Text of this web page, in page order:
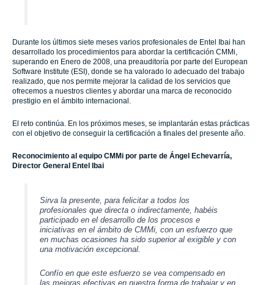
Durante los últimos siete meses varios profesionales de Entel Ibai han
desarrollado los procedimientos para abordar la certificación CMMi,
superando en Enero de 2008, una preauditoría por parte del European
Software Institute (ESI), donde se ha valorado lo adecuado del trabajo
realizado, que nos permite mejorar la calidad de los servicios que
ofrecemos a nuestros clientes y abordar una marca de reconocido
prestigio en el ámbito internacional.
El reto continúa. En los próximos meses, se implantarán estas prácticas
con el objetivo de conseguir la certificación a finales del presente año.
Reconocimiento al equipo CMMi por parte de Ángel Echevarría,
Director General Entel Ibai
Sirva la presente, para felicitar a todos los
profesionales que directa o indirectamente, habéis
participado en el desarrollo de los procesos e
iniciativas en el ámbito de CMMi, con un esfuerzo que
en muchas ocasiones ha sido superior al exigible y con
una motivación excepcional.
Confío en que este esfuerzo se vea compensado en
las mejoras efectivas en nuestra forma de trabajar y en